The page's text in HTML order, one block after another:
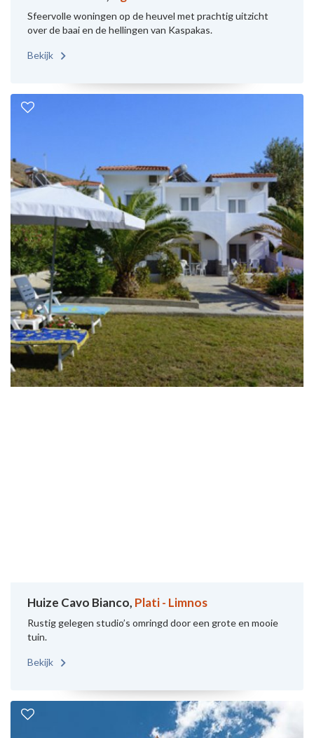
Sfeervolle woningen op de heuvel met prachtig uitzicht
over de baai en de hellingen van Kaspakas.
Bekijk
Huize Cavo Bianco, Plati - Limnos
Rustig gelegen studio’s omringd door een grote en mooie
tuin.
Bekijk